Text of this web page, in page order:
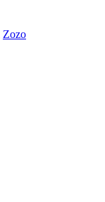
Zozo